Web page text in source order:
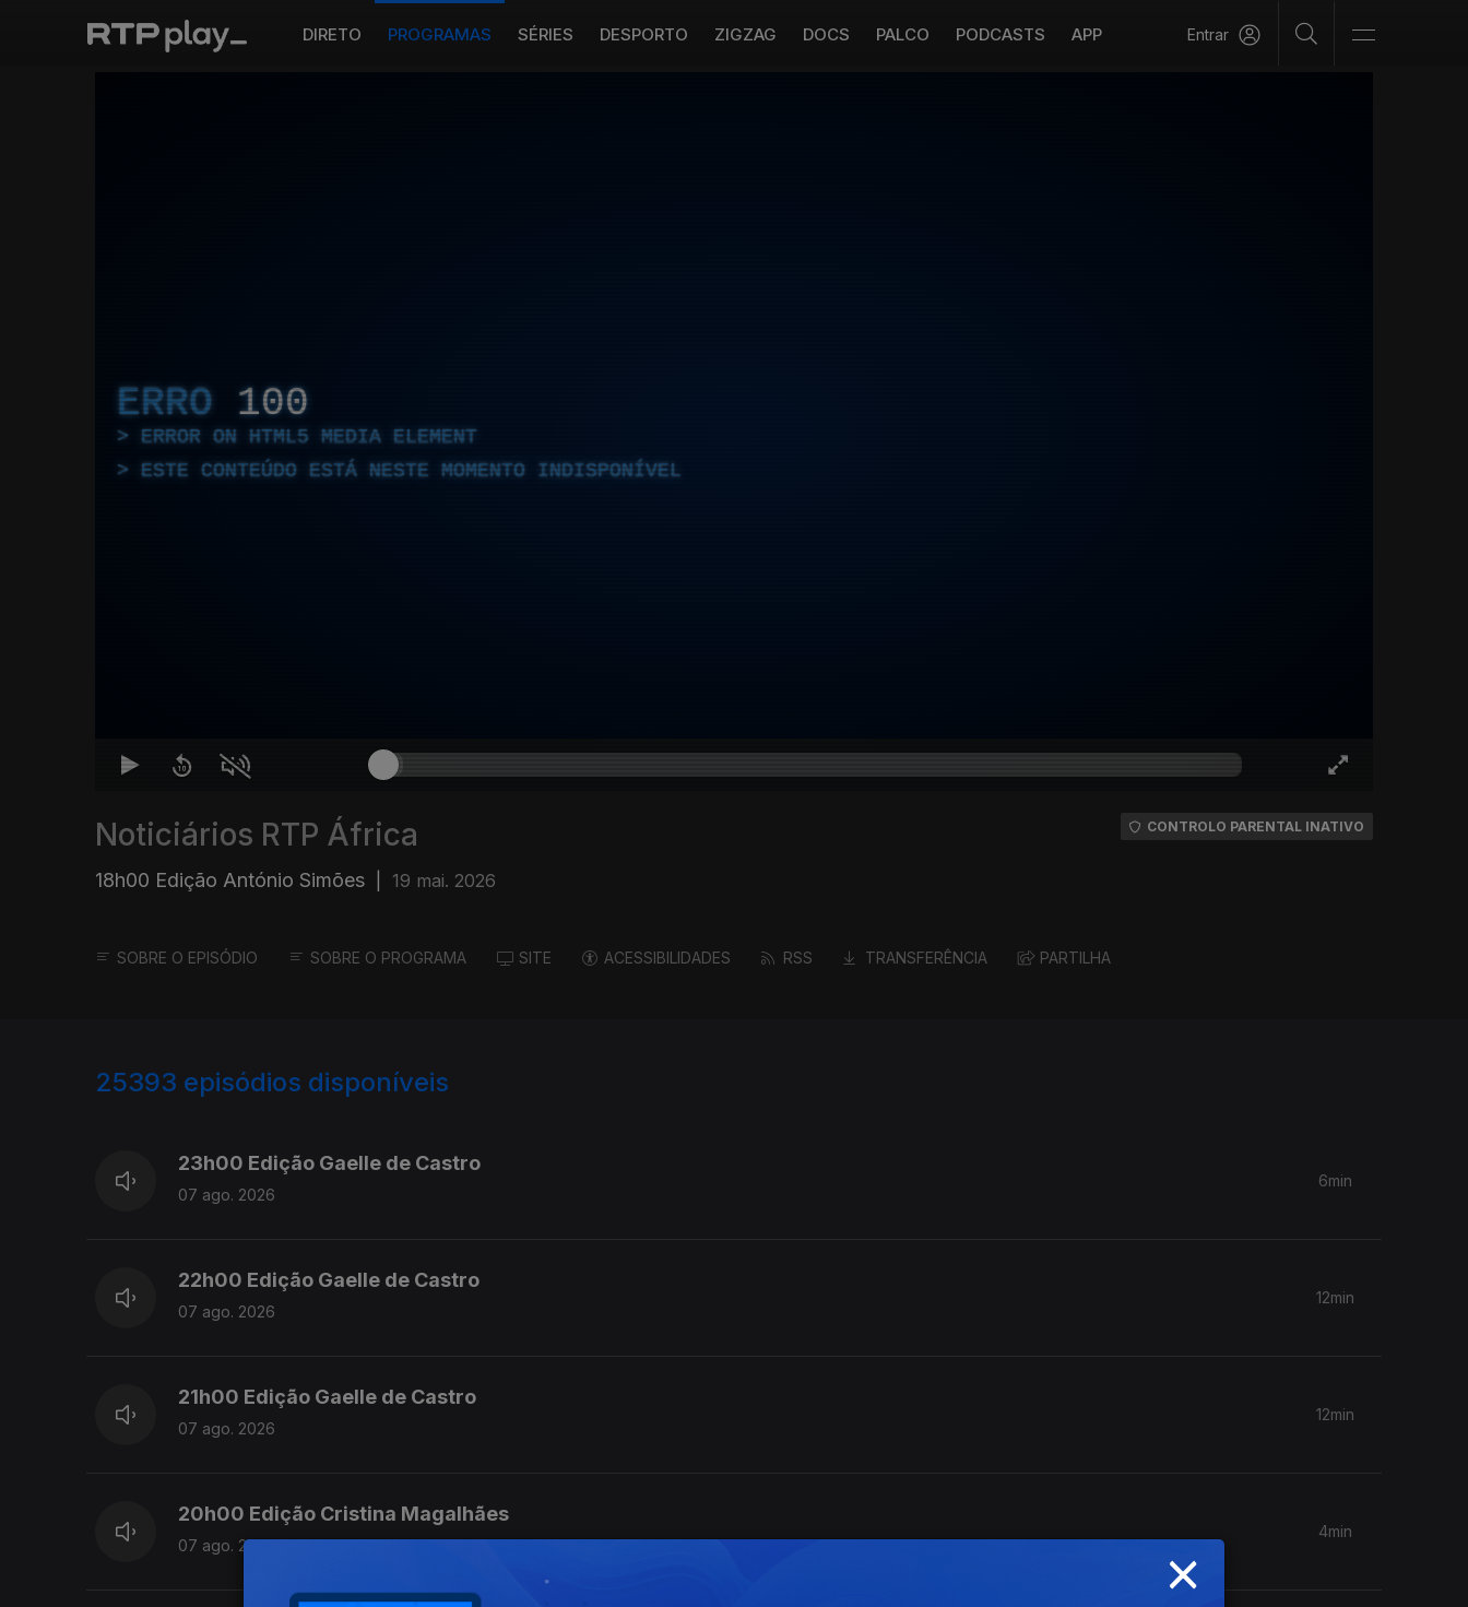
DIRETO PROGRAMAS SÉRIES DESPORTO ZIGZAG DOCS PALCO PODCASTS APP Entrar
ERRO 100
ERROR ON HTML5 MEDIA ELEMENT
ESTE CONTEÚDO ESTÁ NESTE MOMENTO INDISPONÍVEL
Noticiários RTP África
18h00 Edição António Simões 19 mai. 2026
CONTROLO PARENTAL INATIVO
SOBRE O EPISÓDIO SOBRE O PROGRAMA SITE ACESSIBILIDADES RSS TRANSFERÊNCIA PARTILHA
25393 episódios disponíveis
23h00 Edição Gaelle de Castro
07 ago. 2026
6min
22h00 Edição Gaelle de Castro
07 ago. 2026
12min
21h00 Edição Gaelle de Castro
07 ago. 2026
12min
20h00 Edição Cristina Magalhães
07 ago. 2026
4min
×